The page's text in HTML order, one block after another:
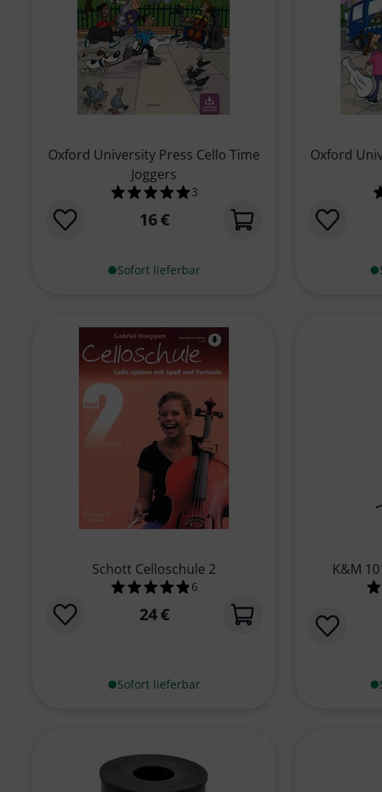
Oxford University Press Cello Time
Joggers
5.0 von 5 Sternen aus 3
3
16 €
Sofort lieferbar
Oxford
Schott Celloschule 2
4.8 von 5 Sternen aus 6
6
24 €
Sofort lieferbar
K&M